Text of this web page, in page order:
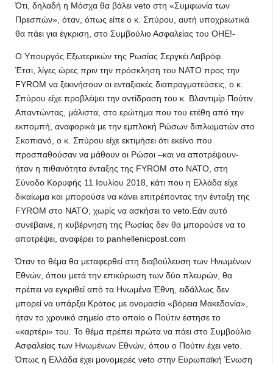
Ότι, δηλαδή η Μόσχα θα βάλει veto στη «Συμφωνία των
Πρεσπών», όταν, όπως είπε ο κ. Σπύρου, αυτή υποχρεωτικά
θα πάει για έγκριση, στο Συμβούλιο Ασφαλείας του ΟΗΕ!-
Ο Υπουργός Εξωτερικών της Ρωσίας Σεργκέι Λαβρόφ.
Έτσι, λίγες ώρες πριν την πρόσκληση του ΝΑΤΟ προς την
FYROM να ξεκινήσουν οι ενταξιακές διαπραγματεύσεις, ο κ.
Σπύρου είχε προβλέψει την αντίδραση του κ. Βλαντιμίρ Πούτιν.
Απαντώντας, μάλιστα, στο ερώτημα που του ετέθη από την
εκπομπή, αναφορικά με την εμπλοκή Ρώσων διπλωματών στο
Σκοπιανό, ο κ. Σπύρου είχε εκτιμήσει ότι εκείνο που
προσπαθούσαν να μάθουν οι Ρώσοι –και να αποτρέψουν-
ήταν η πιθανότητα ένταξης της FYROM στο ΝΑΤΟ, στη
Σύνοδο Κορυφής 11 Ιουλίου 2018, κάτι που η Ελλάδα είχε
δικαίωμα και μπορούσε να κάνει επιτρέποντας την ένταξη της
FYROM στο NATO, χωρίς να ασκήσει το veto.Εάν αυτό
συνέβαινε, η κυβέρνηση της Ρωσίας δεν θα μπορούσε να το
αποτρέψει, αναφέρει το panhellenicpost.com
Όταν το θέμα θα μεταφερθεί στη διαβούλευση των Ηνωμένων
Εθνών, όπου μετά την επικύρωση των δύο πλευρών, θα
πρέπει να εγκριθεί από τα Ηνωμένα Έθνη, ειδάλλως δεν
μπορεί να υπάρξει Κράτος με ονομασία «βόρεια Μακεδονία»,
ήταν το χρονικό σημείο στο οποίο ο Πούτιν έστησε το
«καρτέρι» του. Το θέμα πρέπει πρώτα να πάει στο Συμβούλιο
Ασφαλείας των Ηνωμένων Εθνών, όπου ο Πούτιν έχει veto.
Όπως η Ελλάδα έχει μονομερές veto στην Ευρωπαϊκή Ένωση